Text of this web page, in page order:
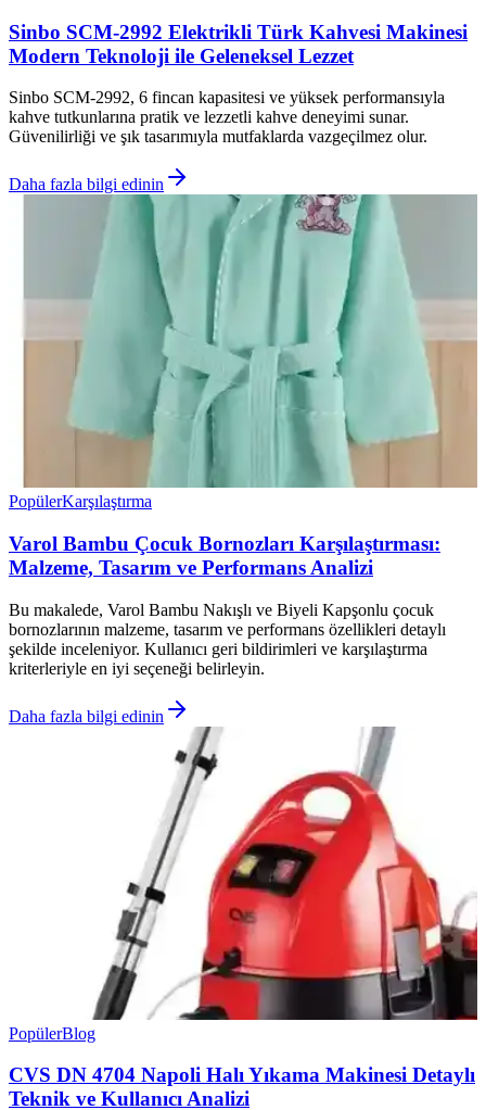
Sinbo SCM-2992 Elektrikli Türk Kahvesi Makinesi
Modern Teknoloji ile Geleneksel Lezzet
Sinbo SCM-2992, 6 fincan kapasitesi ve yüksek performansıyla
kahve tutkunlarına pratik ve lezzetli kahve deneyimi sunar.
Güvenilirliği ve şık tasarımıyla mutfaklarda vazgeçilmez olur.
Daha fazla bilgi edinin
PopülerKarşılaştırma
Varol Bambu Çocuk Bornozları Karşılaştırması:
Malzeme, Tasarım ve Performans Analizi
Bu makalede, Varol Bambu Nakışlı ve Biyeli Kapşonlu çocuk
bornozlarının malzeme, tasarım ve performans özellikleri detaylı
şekilde inceleniyor. Kullanıcı geri bildirimleri ve karşılaştırma
kriterleriyle en iyi seçeneği belirleyin.
Daha fazla bilgi edinin
PopülerBlog
CVS DN 4704 Napoli Halı Yıkama Makinesi Detaylı
Teknik ve Kullanıcı Analizi